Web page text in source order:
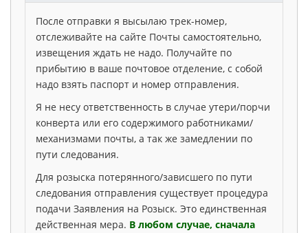
После отправки я высылаю трек-номер,
отслеживайте на сайте Почты самостоятельно,
извещения ждать не надо. Получайте по
прибытию в ваше почтовое отделение, с собой
надо взять паспорт и номер отправления.
Я не несу ответственность в случае утери/порчи
конверта или его содержимого работниками/
механизмами почты, а так же замедлении по
пути следования.
Для розыска потерянного/зависшего по пути
следования отправления существует процедура
подачи Заявления на Розыск. Это единственная
действенная мера. В любом случае, сначала